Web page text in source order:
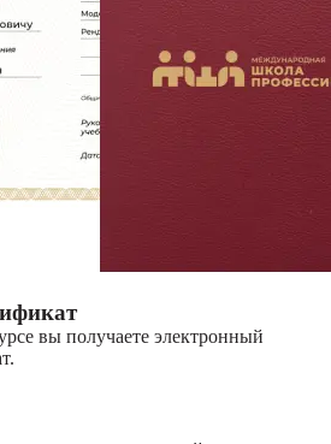
вы получаете электронный